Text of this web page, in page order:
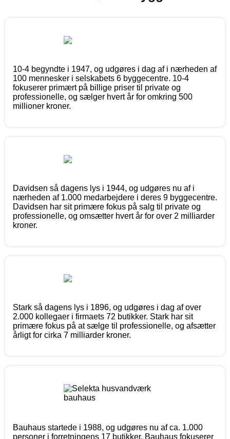
10-4 begyndte i 1947, og udgøres i dag af i nærheden af
100 mennesker i selskabets 6 byggecentre. 10-4
fokuserer primært på billige priser til private og
professionelle, og sælger hvert år for omkring 500
millioner kroner.
Davidsen så dagens lys i 1944, og udgøres nu af i
nærheden af 1.000 medarbejdere i deres 9 byggecentre.
Davidsen har sit primære fokus på salg til private og
professionelle, og omsætter hvert år for over 2 milliarder
kroner.
Stark så dagens lys i 1896, og udgøres i dag af over
2.000 kollegaer i firmaets 72 butikker. Stark har sit
primære fokus på at sælge til professionelle, og afsætter
årligt for cirka 7 milliarder kroner.
Bauhaus startede i 1988, og udgøres nu af ca. 1.000
personer i forretningens 17 butikker. Bauhaus fokuserer